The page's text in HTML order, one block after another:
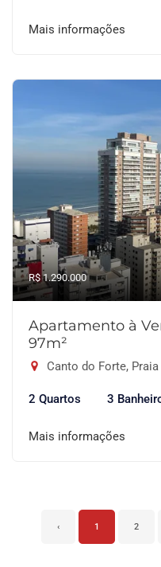
Mais informações
R$ 1.290.000
Apartamento à
97m²
Canto do Forte, Praia
2 Quartos 3
Mais informações
‹ 1 2